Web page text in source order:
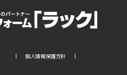
個人情報保護方針